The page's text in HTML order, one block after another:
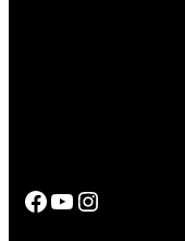
Facebook
YouTube
Instagram